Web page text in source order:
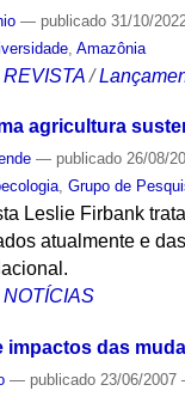
— publicado 31/10/
,Amazônia
REVISTA /
agricultura
— publicado 26/08/
,Grupo de
Leslie Firbank
atualmente e
NOTÍCIAS
impactos das
— publicado 23/06/2007